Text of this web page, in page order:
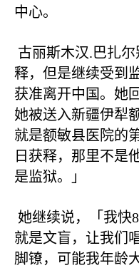
中心。
古丽斯木汉.巴扎
释，但是继续受到
获准离开中国。她
她被送入新疆伊犁
就是额敏县医院的
日获释，那里不是
是监狱。」
她继续说，「我快
就是文盲，让我们
脚镣，可能我年龄